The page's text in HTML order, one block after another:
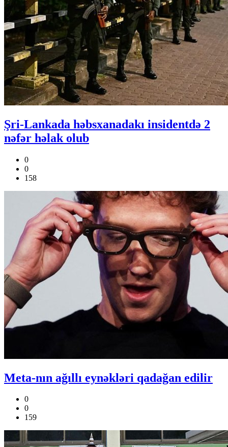
Şri-Lankada həbsxanadakı insidentdə 2
nəfər həlak olub
0
0
158
Meta-nın ağıllı eynəkləri qadağan edilir
0
0
159